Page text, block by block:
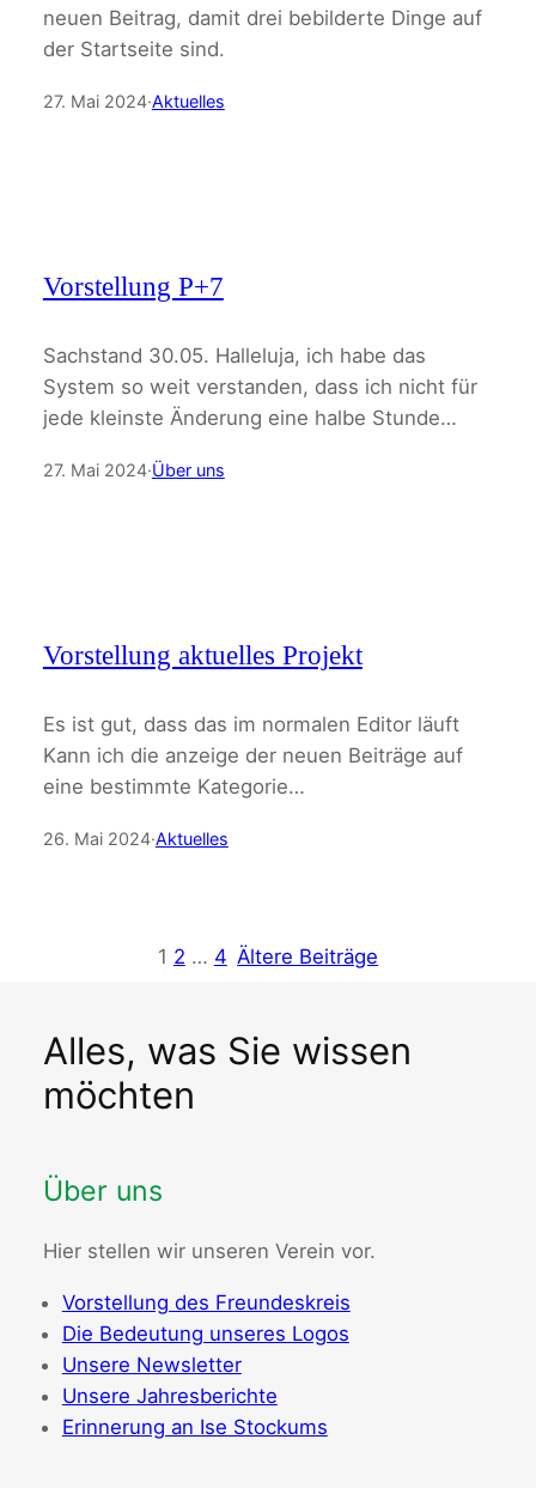
neuen Beitrag, damit drei bebilderte Dinge auf
der Startseite sind.
27. Mai 2024·Aktuelles
Vorstellung P+7
Sachstand 30.05. Halleluja, ich habe das
System so weit verstanden, dass ich nicht für
jede kleinste Änderung eine halbe Stunde…
27. Mai 2024·Über uns
Vorstellung aktuelles Projekt
Es ist gut, dass das im normalen Editor läuft
Kann ich die anzeige der neuen Beiträge auf
eine bestimmte Kategorie…
26. Mai 2024·Aktuelles
1 2 … 4 Ältere Beiträge
Alles, was Sie wissen
möchten
Über uns
Hier stellen wir unseren Verein vor.
Vorstellung des Freundeskreis
Die Bedeutung unseres Logos
Unsere Newsletter
Unsere Jahresberichte
Erinnerung an Ise Stockums